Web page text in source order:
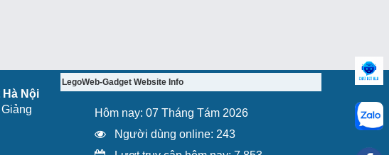
Nội
LegoWeb-Gadget Website Info
Hôm nay: 07 Tháng Tám 2026
Người dùng online: 243